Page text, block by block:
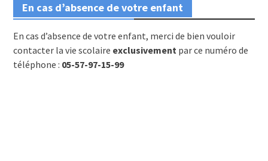
En cas d’absence de votre enfant
En cas d’absence de votre enfant, merci de bien vouloir
contacter la vie scolaire exclusivementpar ce numéro de
téléphone : 05-57-97-15-99